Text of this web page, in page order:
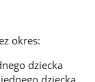
okres:
dziecka
dziecka